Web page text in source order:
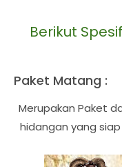
Berikut
Paket Matang :
Merupakan Paket
hidangan yang